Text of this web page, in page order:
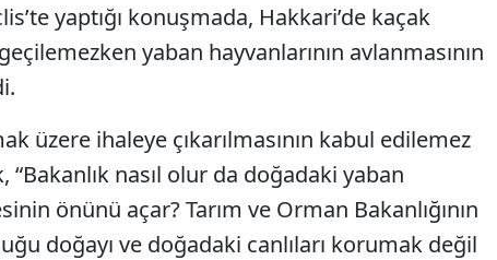
yaptığı konuşmada, Hakkari’de kaçak
yaban hayvanlarının avlanmasının
üzere ihaleye çıkarılmasının kabul edilemez
nasıl olur da doğadaki yaban
önünü açar? Tarım ve Orman Bakanlığının
doğayı ve doğadaki canlıları korumak değil